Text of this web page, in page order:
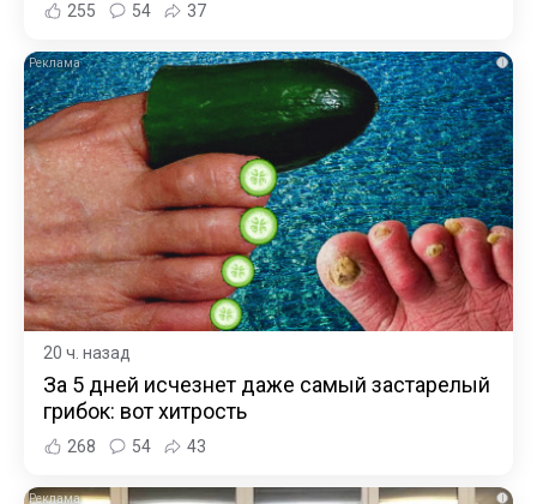
255 54 37
i
20 ч. назад
За 5 дней исчезнет даже самый застарелый
грибок: вот хитрость
268 54 43
i